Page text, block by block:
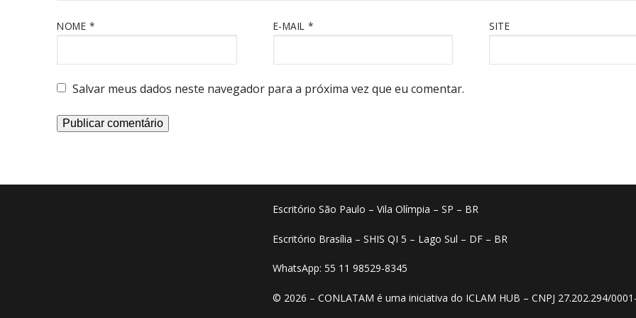
NOME * E-MAIL* SITE
Salvar meus dados neste navegador para a próxima vez que eu comentar.
Escritório São Paulo – Vila Olímpia – SP – BR
Escritório Brasília – SHIS QI 5 – Lago Sul – DF – BR
WhatsApp: 55 11 98529-8345
© 2026 – CONLATAM é uma iniciativa do ICLAM HUB – CNPJ 27.202.294/